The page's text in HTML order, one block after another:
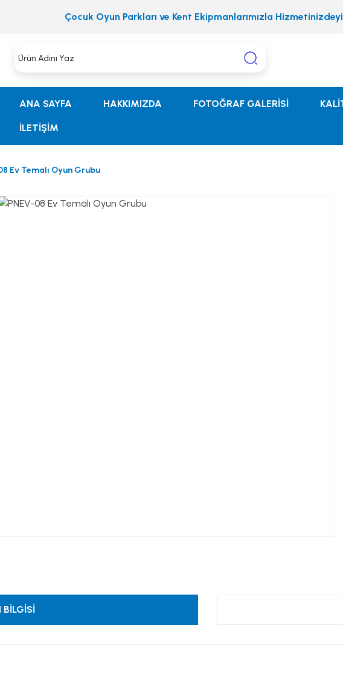
Çocuk Oyun Parkları ve Kent Ekipmanlarımızla
ANA SAYFA HAKKIMIZDA FOTOĞRAF GALERİSİ
İLETİŞİM
Ev Temalı Oyun Grubu
BILGISI